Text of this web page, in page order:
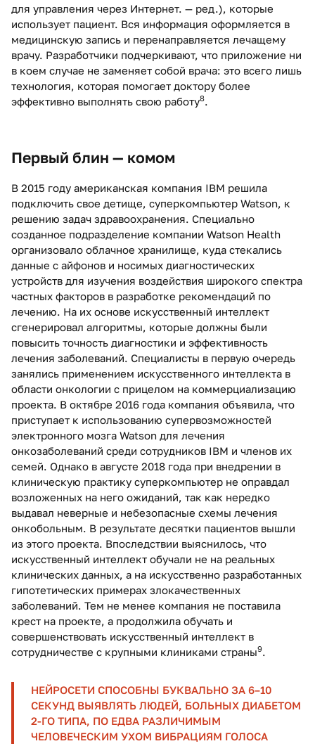
для управления через Интернет. — ред.), которые
использует пациент. Вся информация оформляется в
медицинскую запись и перенаправляется лечащему
врачу. Разработчики подчеркивают, что приложение ни
в коем случае не заменяет собой врача: это всего лишь
технология, которая помогает доктору более
эффективно выполнять свою работу8
Первый блин — комом
В 2015 году американская компания IBM решила
подключить свое детище, суперкомпьютер Watson, к
решению задач здравоохранения. Специально
созданное подразделение компании Watson Health
организовало облачное хранилище, куда стекались
данные с айфонов и носимых диагностических
устройств для изучения воздействия широкого спектра
частных факторов в разработке рекомендаций по
лечению. На их основе искусственный интеллект
сгенерировал алгоритмы, которые должны были
повысить точность диагностики и эффективность
лечения заболеваний. Специалисты в первую очередь
занялись применением искусственного интеллекта в
области онкологии с прицелом на коммерциализацию
проекта. В октябре 2016 года компания объявила, что
приступает к использованию супервозможностей
электронного мозга Watson для лечения
онкозаболеваний среди сотрудников IBM и членов их
семей. Однако в августе 2018 года при внедрении в
клиническую практику суперкомпьютер не оправдал
возложенных на него ожиданий, так как нередко
выдавал неверные и небезопасные схемы лечения
онкобольным. В результате десятки пациентов вышли
из этого проекта. Впоследствии выяснилось, что
искусственный интеллект обучали не на реальных
клинических данных, а на искусственно разработанных
гипотетических примерах злокачественных
заболеваний. Тем не менее компания не поставила
крест на проекте, а продолжила обучать и
совершенствовать искусственный интеллект в
сотрудничестве с крупными клиниками страны9
НЕЙРОСЕТИ СПОСОБНЫ БУКВАЛЬНО ЗА 6–10
СЕКУНД ВЫЯВЛЯТЬ ЛЮДЕЙ, БОЛЬНЫХ ДИАБЕТОМ
2-ГО ТИПА, ПО ЕДВА РАЗЛИЧИМЫМ
ЧЕЛОВЕЧЕСКИМ УХОМ ВИБРАЦИЯМ ГОЛОСА